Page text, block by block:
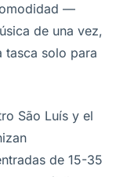
—
de una vez,
tasca solo para
São Luís y el
de 15-35